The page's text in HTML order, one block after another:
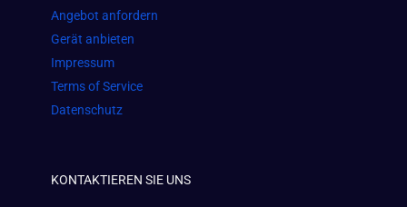
Angebot anfordern
Gerät anbieten
Impressum
Terms of Service
Datenschutz
KONTAKTIEREN SIE UNS